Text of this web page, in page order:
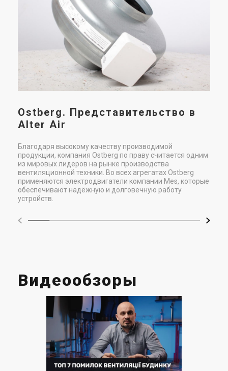
Ostberg. Представительство в
Alter Air
Благодаря высокому качеству производимой
продукции, компания Ostberg по праву считается одним
из мировых лидеров на рынке производства
вентиляционной техники. Во всех агрегатах Ostberg
применяются электродвигатели компании Mes, которые
обеспечивают надёжную и долговечную работу
устройств.
Видеообзоры